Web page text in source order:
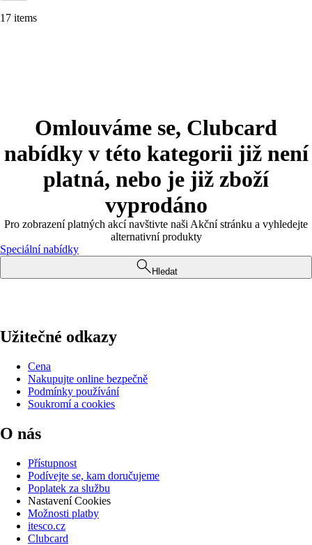
17 items
Omlouváme se, Clubcard
nabídky v této kategorii již není
platná, nebo je již zboží
vyprodáno
Pro zobrazení platných akcí navštivte naši Akční stránku a vyhledejte
alternativní produkty
Speciální nabídky
Hledat
Užitečné odkazy
Cena
Nakupujte online bezpečně
Podmínky používání
Soukromí a cookies
O nás
Přístupnost
Podívejte se, kam doručujeme
Poplatek za službu
Nastavení Cookies
Možnosti platby
itesco.cz
Clubcard